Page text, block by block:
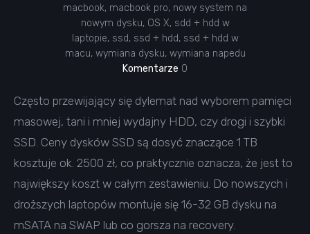
macbook, macbook pro, nowy system na
nowym dysku, OS X, sdd + hdd w
laptopie, ssd, ssd + hdd, ssd + hdd w
macu, wymiana dysku, wymiana napedu
Komentarze 0
Często przewijający się dylemat nad wyborem pamięci
masowej, tani i mniej wydajny HDD, czy drogi i szybki
SSD. Ceny dysków SSD są dosyć znaczące 1 TB
kosztuje ok. 2500 zł, co praktycznie oznacza, że jest to
największy koszt w całym zestawieniu. Do nowszych i
droższych laptopów montuje się 16-32 GB dysku na
mSATA na SWAP lub co gorsza na recovery.